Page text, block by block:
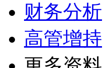
财务分析
高管增持